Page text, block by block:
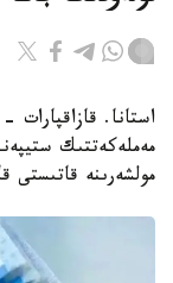
مەملەكەتتىك
مولشەرىنە قاتىستى